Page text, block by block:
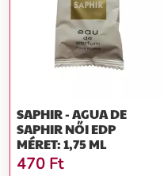
SAPHIR - AGUA DE
SAPHIR NŐI EDP
MÉRET: 1,75 ML
470 Ft